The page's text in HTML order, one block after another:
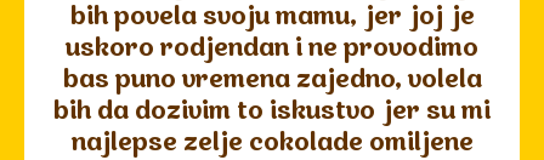
bih povela svoju mamu, jer joj je
uskoro rodjendan i ne provodimo
bas puno vremena zajedno, volela
bih da dozivim to iskustvo jer su mi
najlepse zelje cokolade omiljene